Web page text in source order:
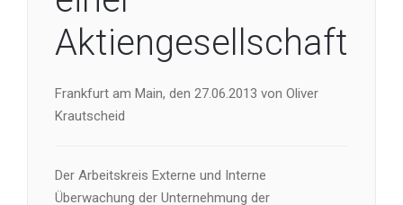
Aktiengesellschaft
Frankfurt am Main, den 27.06.2013 von Oliver
Krautscheid
Der Arbeitskreis Externe und Interne
Überwachung der Unternehmung der